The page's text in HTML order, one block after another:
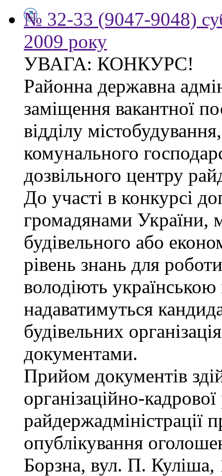
№ 32-33 (9047-9048)
2009 року
УВАГА: КОНКУРС!
Районна державна
заміщення вакантної
відділу
комунального
дозвільного центру
До участі в конкурсі
громадянами України,
будівельного або
рівень знань для
володіють
надаватимуться
будівельних
документами.
Прийом документів
організаційно-
райдержадміністрації
опублікування
Борзна, вул. П.